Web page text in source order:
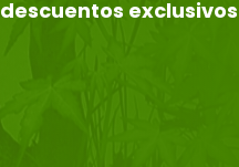
descuentos exclusivos